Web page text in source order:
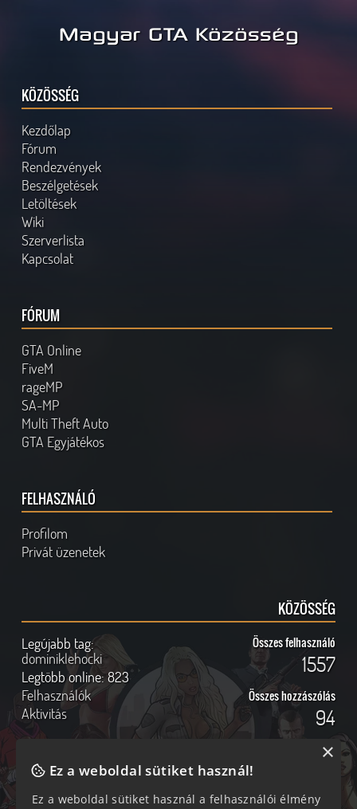
Magyar GTA Közösség
KÖZÖSSÉG
Kezdőlap
Fórum
Rendezvények
Beszélgetések
Letöltések
Wiki
Szerverlista
Kapcsolat
FÓRUM
GTA Online
FiveM
rageMP
SA-MP
Multi Theft Auto
GTA Egyjátékos
FELHASZNÁLÓ
Profilom
Privát üzenetek
KÖZÖSSÉG
Legújabb tag:
dominiklehocki
Legtöbb online:823
Felhasználók
Aktivitás
Összes felhasználó
1557
Összes hozzászólás
94
Online felhasználók Kövess Minket!
Ez a weboldal sütiket használ!
Ez a weboldal sütiket használ a felhasználói élmény
×